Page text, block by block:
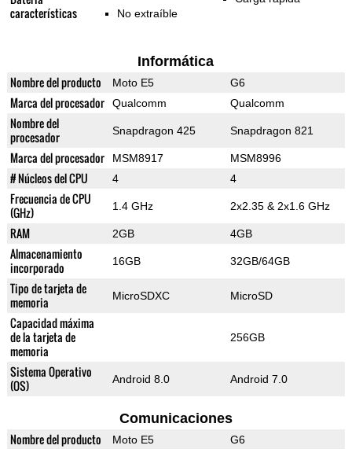
características
No extraíble
Informática
Nombre del producto Moto E5 G6
Marca del procesador Qualcomm Qualcomm
Nombre del
procesador
Snapdragon 425 Snapdragon 821
Marca del procesador MSM8917 MSM8996
# Núcleos del CPU 4 4
Frecuencia de CPU
(GHz)
1.4 GHz 2x2.35 & 2x1.6 GHz
RAM 2GB 4GB
Almacenamiento
incorporado
16GB 32GB/64GB
Tipo de tarjeta de
memoria
MicroSDXC MicroSD
Capacidad máxima
de la tarjeta de
memoria
256GB
Sistema Operativo
(OS)
Android 8.0 Android 7.0
Comunicaciones
Nombre del producto Moto E5 G6